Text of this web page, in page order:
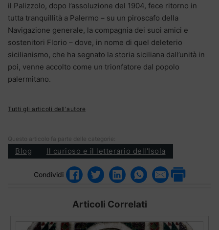
il Palizzolo, dopo l’assoluzione del 1904, fece ritorno in
tutta tranquillità a Palermo – su un piroscafo della
Navigazione generale, la compagnia dei suoi amici e
sostenitori Florio – dove, in nome di quel deleterio
sicilianismo, che ha segnato la storia siciliana dall’unità in
poi, venne accolto come un trionfatore dal popolo
palermitano.
Tutti gli articoli dell'autore
Questo articolo fa parte delle categorie:
Blog Il curioso e il letterario dell'Isola
Condividi
Articoli Correlati